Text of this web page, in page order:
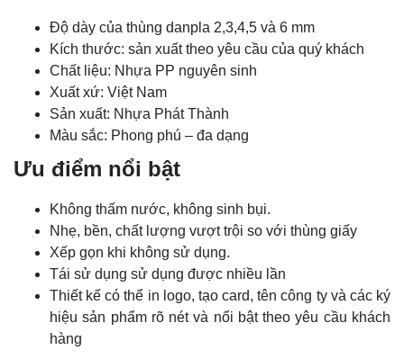
Độ dày của thùng danpla 2,3,4,5 và 6 mm
Kích thước: sản xuất theo yêu cầu của quý khách
Chất liệu: Nhựa PP nguyên sinh
Xuất xứ: Việt Nam
Sản xuất: Nhựa Phát Thành
Màu sắc: Phong phú – đa dạng
Ưu điểm nổi bật
Không thấm nước, không sinh bụi.
Nhẹ, bền, chất lượng vượt trội so với thùng giấy
Xếp gọn khi không sử dụng.
Tái sử dụng sử dụng được nhiều lần
Thiết kế có thể in logo, tạo card, tên công ty và các ký
hiệu sản phẩm rõ nét và nổi bật theo yêu cầu khách
hàng